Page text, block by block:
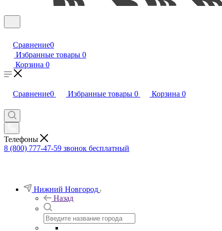
Сравнение0
Избранные товары 0
Корзина 0
Сравнение0 Избранные товары 0 Корзина 0
Телефоны
8 (800) 777-47-59 звонок бесплатный
Нижний Новгород
Назад